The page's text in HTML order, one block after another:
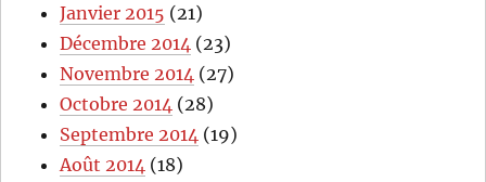
Janvier 2015 (21)
Décembre 2014 (23)
Novembre 2014 (27)
Octobre 2014 (28)
Septembre 2014 (19)
Août 2014 (18)